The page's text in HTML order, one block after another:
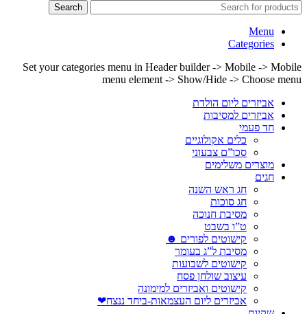
Search
Menu
Categories
Set your categories menu in Header builder -> Mobile -> Mobile
menu element -> Show/Hide -> Choose menu
אביזרים ליום הולדת
אביזרים למסיבות
חד פעמי
כלים אקולוגיים
סכו”ם צבעוני
מוצרים משלימים
חגים
חג ראש השנה
חג סוכות
מסיבת חנוכה
ט”ו בשבט
קישוטים לפורים ☻
מסיבת ל”ג בעומר
קישוטים לשבועות
עיצוב שולחן פסח
קישוטים ואביזרים למימונה
אביזרים ליום העצמאות-ביחד ננצח❤